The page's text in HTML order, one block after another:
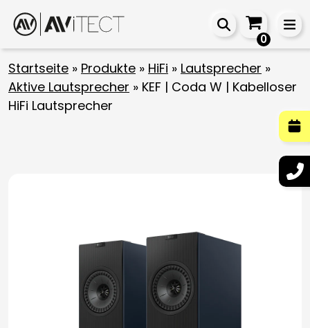
0
Startseite » Produkte » HiFi » Lautsprecher »
Aktive Lautsprecher » KEF | Coda W | Kabelloser
HiFi Lautsprecher